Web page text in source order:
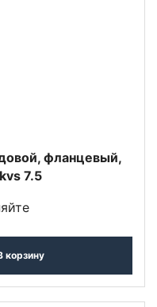
фланцевый,
7.5
корзину